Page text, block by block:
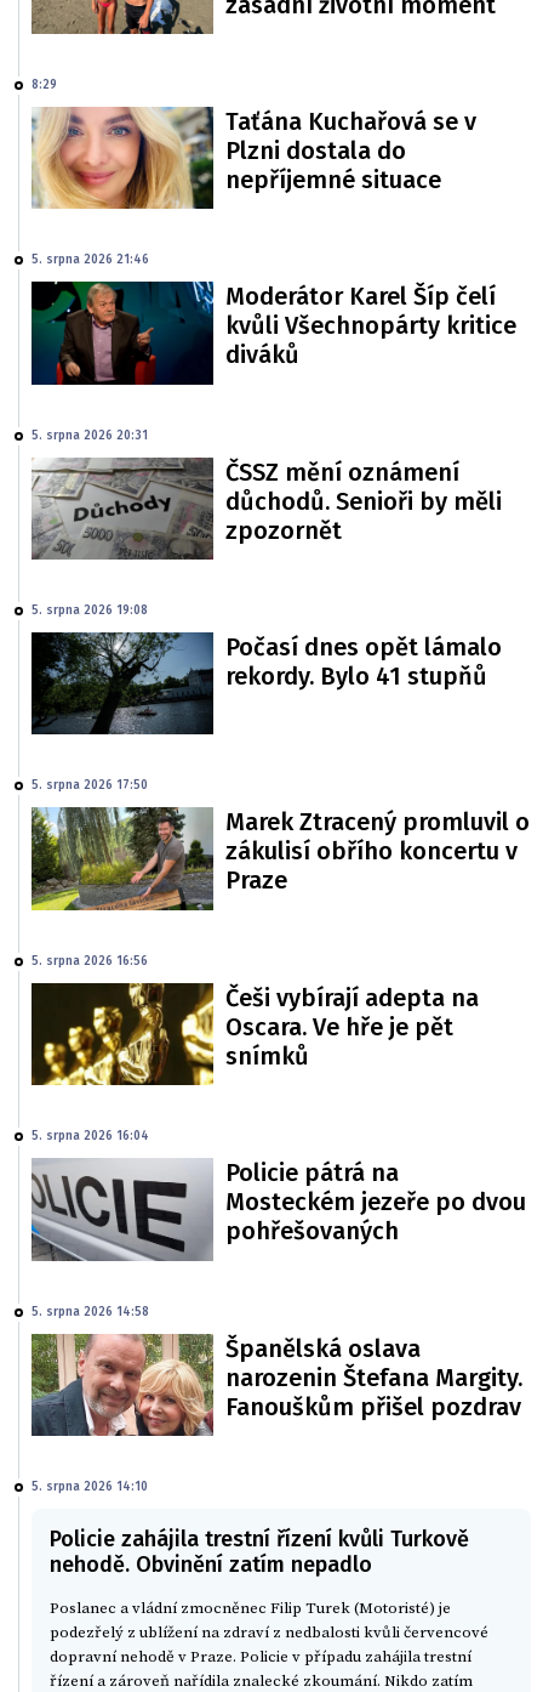
8:29
Taťána Kuchařová se v
Plzni dostala do
nepříjemné situace
5. srpna 2026 21:46
Moderátor Karel Šíp čelí
kvůli Všechnopárty kritice
diváků
5. srpna 2026 20:31
ČSSZ mění oznámení
důchodů. Senioři by měli
zpozornět
5. srpna 2026 19:08
Počasí dnes opět lámalo
rekordy. Bylo 41 stupňů
5. srpna 2026 17:50
Marek Ztracený promluvil o
zákulisí obřího koncertu v
Praze
5. srpna 2026 16:56
Češi vybírají adepta na
Oscara. Ve hře je pět
snímků
5. srpna 2026 16:04
Policie pátrá na
Mosteckém jezeře po dvou
pohřešovaných
5. srpna 2026 14:58
Španělská oslava
narozenin Štefana Margity.
Fanouškům přišel pozdrav
5. srpna 2026 14:10
Policie zahájila trestní řízení kvůli Turkově
nehodě. Obvinění zatím nepadlo
Poslanec a vládní zmocněnec Filip Turek (Motoristé) je
podezřelý z ublížení na zdraví z nedbalosti kvůli červencové
dopravní nehodě v Praze. Policie v případu zahájila trestní
řízení a zároveň nařídila znalecké zkoumání. Nikdo zatím